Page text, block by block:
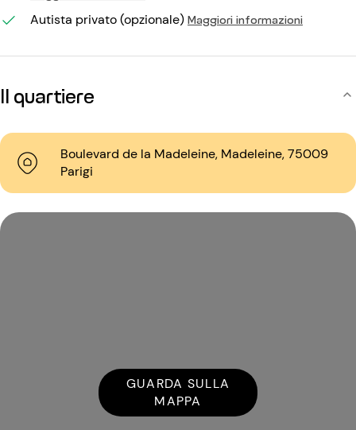
Autista privato (opzionale) Maggiori informazioni
Il quartiere
Boulevard de la Madeleine, Madeleine, 75009
Parigi
GUARDA SULLA
MAPPA